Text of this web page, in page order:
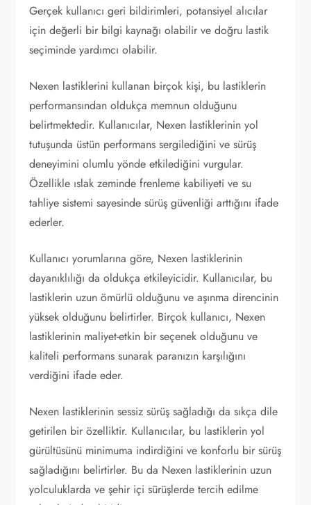
Gerçek kullanıcı geri bildirimleri, potansiyel alıcılar
için değerli bir bilgi kaynağı olabilir ve doğru lastik
seçiminde yardımcı olabilir.
Nexen lastiklerini kullanan birçok kişi, bu lastiklerin
performansından oldukça memnun olduğunu
belirtmektedir. Kullanıcılar, Nexen lastiklerinin yol
tutuşunda üstün performans sergilediğini ve sürüş
deneyimini olumlu yönde etkilediğini vurgular.
Özellikle ıslak zeminde frenleme kabiliyeti ve su
tahliye sistemi sayesinde sürüş güvenliği arttığını ifade
ederler.
Kullanıcı yorumlarına göre, Nexen lastiklerinin
dayanıklılığı da oldukça etkileyicidir. Kullanıcılar, bu
lastiklerin uzun ömürlü olduğunu ve aşınma direncinin
yüksek olduğunu belirtirler. Birçok kullanıcı, Nexen
lastiklerinin maliyet-etkin bir seçenek olduğunu ve
kaliteli performans sunarak paranızın karşılığını
verdiğini ifade eder.
Nexen lastiklerinin sessiz sürüş sağladığı da sıkça dile
getirilen bir özelliktir. Kullanıcılar, bu lastiklerin yol
gürültüsünü minimuma indirdiğini ve konforlu bir sürüş
sağladığını belirtirler. Bu da Nexen lastiklerinin uzun
yolculuklarda ve şehir içi sürüşlerde tercih edilme